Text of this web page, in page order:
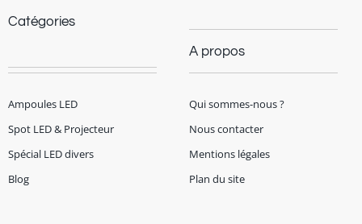
Catégories
Ampoules LED
Spot LED & Projecteur
Spécial LED divers
Blog
A propos
Qui sommes-nous ?
Nous contacter
Mentions légales
Plan du site